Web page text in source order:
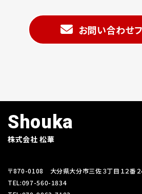
お問い合わせ
Shouka
株式会社 松華
〒870-0108 大分県大分市三佐３丁目１２番２
TEL:097-560-1834